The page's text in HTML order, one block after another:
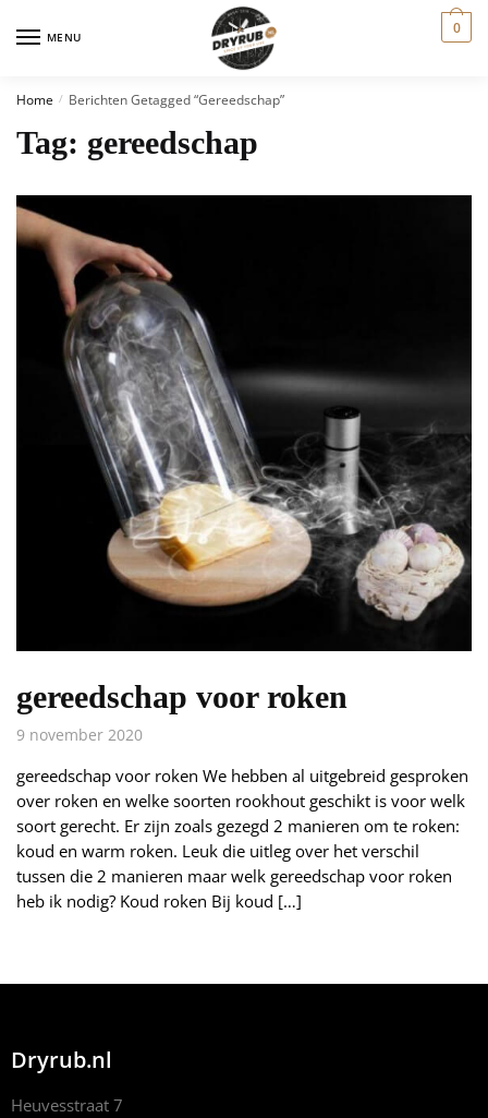
MENU 0
Home / Berichten Getagged “gereedschap”
Tag: gereedschap
gereedschap voor roken
9 november 2020
gereedschap voor roken We hebben al uitgebreid gesproken
over roken en welke soorten rookhout geschikt is voor welk
soort gerecht. Er zijn zoals gezegd 2 manieren om te roken:
koud en warm roken. Leuk die uitleg over het verschil
tussen die 2 manieren maar welk gereedschap voor roken
heb ik nodig? Koud roken Bij koud […]
Dryrub.nl
Heuvesstraat 7